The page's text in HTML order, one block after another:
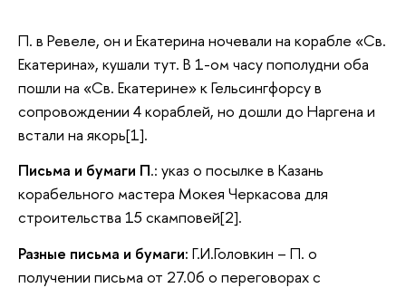
П. в Ревеле, он и Екатерина ночевали на корабле «Св.
Екатерина», кушали тут. В 1-ом часу пополудни оба
пошли на «Св. Екатерине» к Гельсингфорсу в
сопровождении 4 кораблей, но дошли до Наргена и
встали на якорь[1].
Письма и бумаги П.: указ о посылке в Казань
корабельного мастера Мокея Черкасова для
строительства 15 скамповей[2].
Разные письма и бумаги: Г.И.Головкин – П. о
получении письма от 27.06 о переговорах с